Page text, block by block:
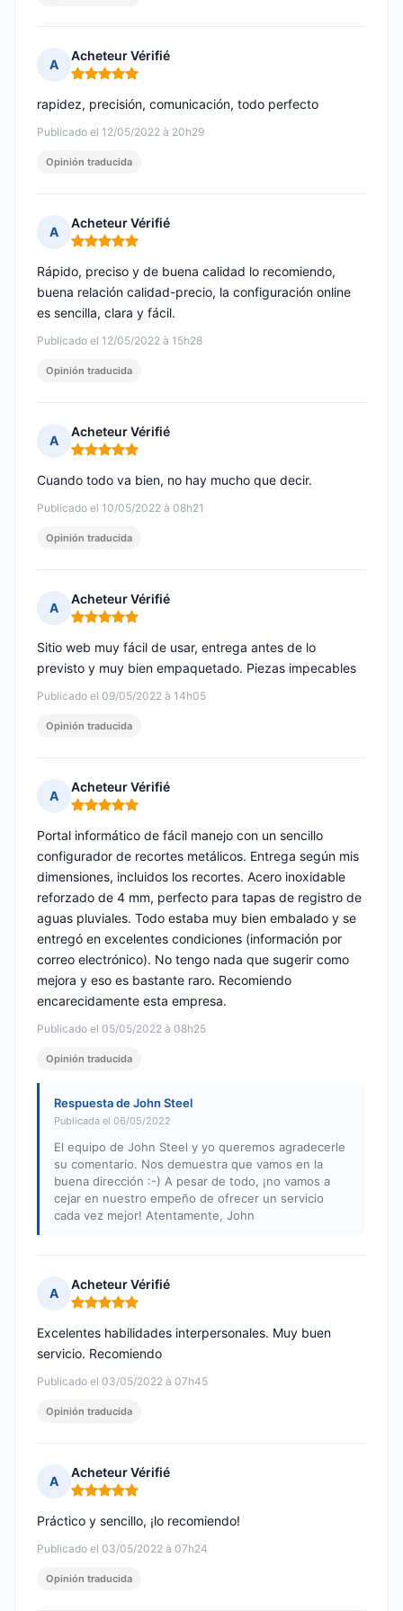
A
Acheteur Vérifié
Nota: 5 de 5
Publicado el 12/05/2022 à 20h29
rapidez, precisión, comunicación, todo perfecto
Opinión traducida
A
Acheteur Vérifié
Nota: 5 de 5
Publicado el 12/05/2022 à 15h28
Rápido, preciso y de buena calidad lo recomiendo,
buena relación calidad-precio, la configuración online
es sencilla, clara y fácil.
Opinión traducida
A
Acheteur Vérifié
Nota: 5 de 5
Publicado el 10/05/2022 à 08h21
Cuando todo va bien, no hay mucho que decir.
Opinión traducida
A
Acheteur Vérifié
Nota: 5 de 5
Publicado el 09/05/2022 à 14h05
Sitio web muy fácil de usar, entrega antes de lo
previsto y muy bien empaquetado. Piezas impecables
Opinión traducida
A
Acheteur Vérifié
Nota: 5 de 5
Publicado el 05/05/2022 à 08h25
Portal informático de fácil manejo con un sencillo
configurador de recortes metálicos. Entrega según mis
dimensiones, incluidos los recortes. Acero inoxidable
reforzado de 4 mm, perfecto para tapas de registro de
aguas pluviales. Todo estaba muy bien embalado y se
entregó en excelentes condiciones (información por
correo electrónico). No tengo nada que sugerir como
mejora y eso es bastante raro. Recomiendo
encarecidamente esta empresa.
Opinión traducida
Respuesta de John Steel
Publicada el 06/05/2022
El equipo de John Steel y yo queremos agradecerle
su comentario. Nos demuestra que vamos en la
buena dirección :-) A pesar de todo, ¡no vamos a
cejar en nuestro empeño de ofrecer un servicio
cada vez mejor! Atentamente, John
A
Acheteur Vérifié
Nota: 5 de 5
Publicado el 03/05/2022 à 07h45
Excelentes habilidades interpersonales. Muy buen
servicio. Recomiendo
Opinión traducida
A
Acheteur Vérifié
Nota: 5 de 5
Publicado el 03/05/2022 à 07h24
Práctico y sencillo, ¡lo recomiendo!
Opinión traducida